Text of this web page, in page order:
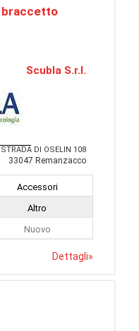
braccetto
Scubla S.r.l.
STRADA DI OSELIN 108
33047 Remanzacco
Accessori
Altro
Nuovo
Dettagli»